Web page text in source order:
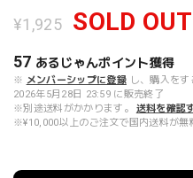
¥1,925 SOLD OUT
57 あるじゃんポイント獲得
※ メンバーシップに登録 し、購入をす
2026年5月28日 23:59 に販売終了
※別途送料がかかります。
送料を確認
※¥10,000以上のご注文で国内送料が無